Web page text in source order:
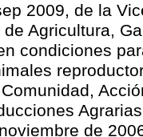
2009, de la
Agricultura,
condiciones
de